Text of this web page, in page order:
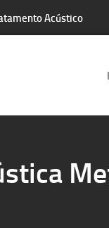
Acústico